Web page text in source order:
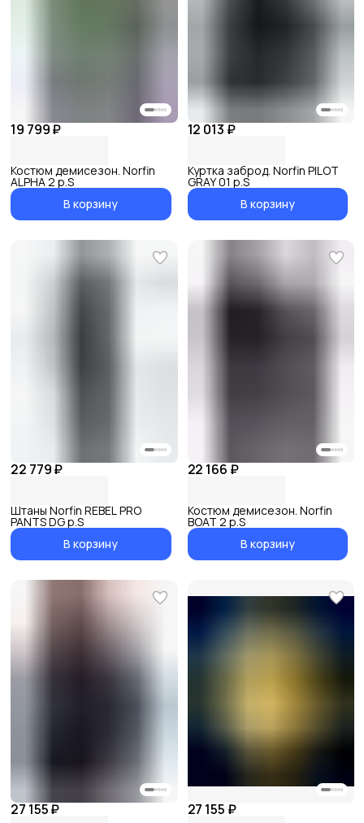
19 799 ₽
Костюм демисезон. Norfin
ALPHA 2 р.S
В корзину
12 013 ₽
Куртка заброд. Norfin PILOT
GRAY 01 р.S
В корзину
22 779 ₽
Штаны Norfin REBEL PRO
PANTS DG р.S
В корзину
22 166 ₽
Костюм демисезон. Norfin
BOAT 2 р.S
В корзину
27 155 ₽ 27 155 ₽